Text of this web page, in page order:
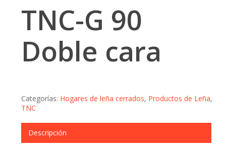
TNC-G 90
Doble cara
Categorías: Hogares de leña cerrados, Productos de Leña,
TNC
Descripción